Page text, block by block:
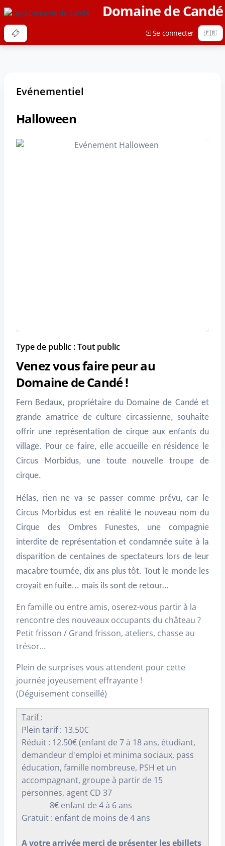
Domaine de Candé
Se connecter
Evénementiel
Halloween
Type de public : Tout public
Venez vous faire peur au
Domaine de Candé !
Fern Bedaux, propriétaire du Domaine de Candé et
grande amatrice de culture circassienne, souhaite
offrir une représentation de cirque aux enfants du
village. Pour ce faire, elle accueille en résidence le
Circus Morbidus, une toute nouvelle troupe de
cirque.
Hélas, rien ne va se passer comme prévu, car le
Circus Morbidus est en réalité le nouveau nom du
Cirque des Ombres Funestes, une compagnie
interdite de représentation et condamnée suite à la
disparition de centaines de spectateurs lors de leur
macabre tournée, dix ans plus tôt. Tout le monde les
croyait en fuite... mais ils sont de retour…
En famille ou entre amis, oserez-vous partir à la
rencontre des nouveaux occupants du château ?
Petit frisson / Grand frisson, ateliers, chasse au
trésor…
Plein de surprises vous attendent pour cette
journée joyeusement effrayante !
(Déguisement conseillé)
Tarif:
Plein tarif : 13.50€
Réduit : 12.50€ (enfant de 7 à 18 ans, étudiant,
demandeur d'emploi et minima sociaux, pass
éducation, famille nombreuse, PSH et un
accompagnant, groupe à partir de 15
personnes, agent CD 37
8€ enfant de 4 à 6 ans
Gratuit : enfant de moins de 4 ans
A votre arrivée merci de présenter les ebillets